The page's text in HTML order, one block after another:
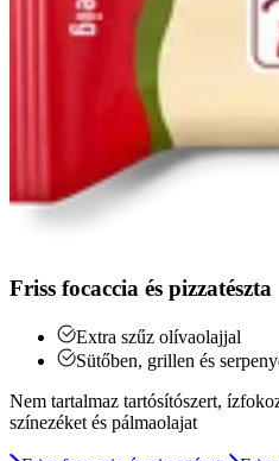
Friss focaccia és pizzatészta
Extra szűz olívaolajjal
Sütőben, grillen és
Nem tartalmaz tartósítószert,
színezéket és pálmaolajat